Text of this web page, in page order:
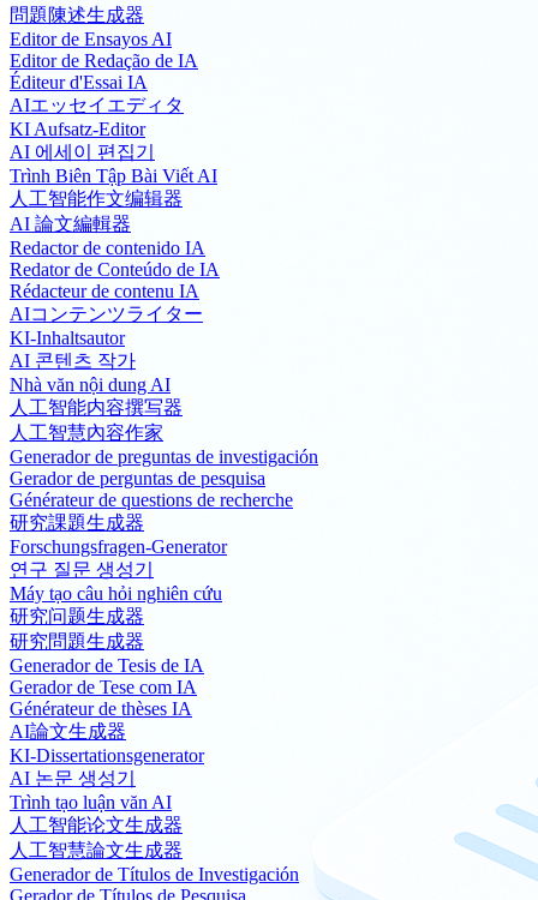
問題陳述生成器
Editor de Ensayos AI
Editor de Redação de IA
Éditeur d'Essai IA
AIエッセイエディタ
KI Aufsatz-Editor
AI 에세이 편집기
Trình Biên Tập Bài Viết AI
人工智能作文编辑器
AI 論文編輯器
Redactor de contenido IA
Redator de Conteúdo de IA
Rédacteur de contenu IA
AIコンテンツライター
KI-Inhaltsautor
AI 콘텐츠 작가
Nhà văn nội dung AI
人工智能内容撰写器
人工智慧內容作家
Generador de preguntas de investigación
Gerador de perguntas de pesquisa
Générateur de questions de recherche
研究課題生成器
Forschungsfragen-Generator
연구 질문 생성기
Máy tạo câu hỏi nghiên cứu
研究问题生成器
研究問題生成器
Generador de Tesis de IA
Gerador de Tese com IA
Générateur de thèses IA
AI論文生成器
KI-Dissertationsgenerator
AI 논문 생성기
Trình tạo luận văn AI
人工智能论文生成器
人工智慧論文生成器
Generador de Títulos de Investigación
Gerador de Títulos de Pesquisa